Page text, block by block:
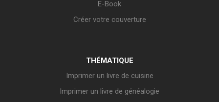
E-Book
Créer votre couverture
THÉMATIQUE
Imprimer un livre de cuisine
Imprimer un livre de généalogie